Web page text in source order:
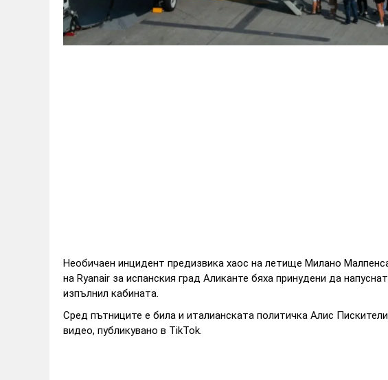
Необичаен инцидент предизвика хаос на летище Милано
на Ryanair за испанския град Аликанте бяха принудени да
изпълнил кабината.
Сред пътниците е била и италианската политичка Алис
видео, публикувано в TikTok.